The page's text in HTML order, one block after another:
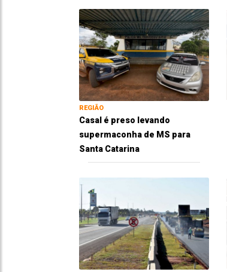
REGIÃO
Casal é preso levando
supermaconha de MS para
Santa Catarina